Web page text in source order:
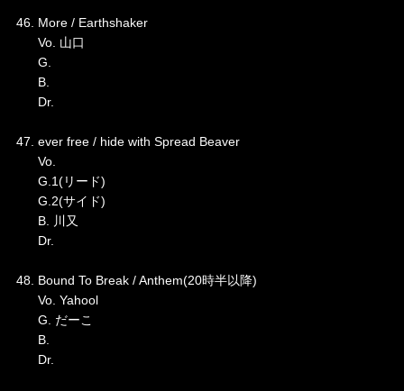
46. More / Earthshaker
Vo. 山口
G.
B.
Dr.
47. ever free / hide with Spread Beaver
Vo.
G.1(リード)
G.2(サイド)
B. 川又
Dr.
48. Bound To Break / Anthem(20時半以降)
Vo. Yahool
G. だーこ
B.
Dr.